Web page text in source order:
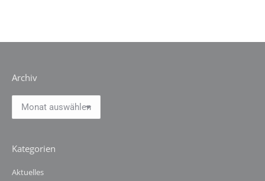
Archiv
Kategorien
Aktuelles